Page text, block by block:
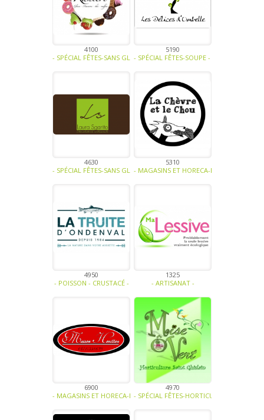
4100
- SPÉCIAL FÊTES-SANS GLUTEN, SANS LACTOSE, SANS SUCRE,
5190
- SPÉCIAL FÊTES-SOUPE - TRAITEUR -
4630
- SPÉCIAL FÊTES-SANS GLUTEN, SANS LACTOSE, SANS SUCRE,
5310
- MAGASINS ET HORECA-BIO-FRUITS-
4950
- POISSON - CRUSTACÉ -
1325
- ARTISANAT -
6900
- MAGASINS ET HORECA-FRUITS-LÉGUMES-PLANTE AROMATIQUE -
4970
- SPÉCIAL FÊTES-HORTICULTURE-